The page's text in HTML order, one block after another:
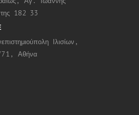
182 33
Ιλισίων,
Αθήνα